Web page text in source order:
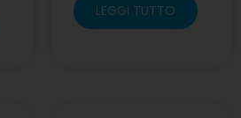
LEGGI TUTTO